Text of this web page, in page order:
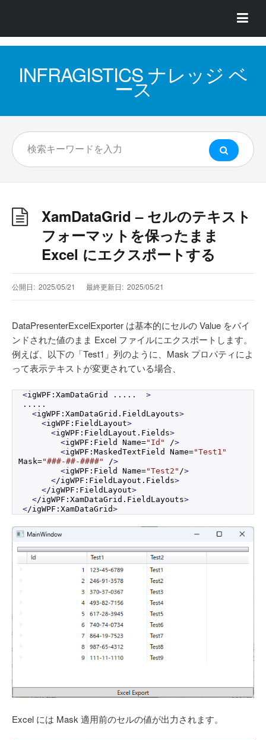
INFRAGISTICS ナレッジ ベ
ース
XamDataGrid – セルのテキスト
フォーマットを保ったまま
Excel にエクスポートする
公開日: 2025/05/21 最終更新日: 2025/05/21
DataPresenterExcelExporter は基本的にセルの Value をバイ
ンドされた値のまま Excel ファイルにエクスポートします。
例えば、以下の「Test1」列のように、Mask プロパティによ
って表示テキストが変更されている場合、
<igWPF:XamDataGrid ..... >
.....
<igWPF:XamDataGrid. FieldLayouts>
<igWPF:FieldLayout>
<igWPF:FieldLayout. Fields>
<igWPF:Field Name="Id" />
<igWPF:MaskedTextField Name="Test1"
Mask="###-##-####" />
<igWPF:Field Name="Test2" />
</igWPF:FieldLayout. Fields>
</igWPF:FieldLayout>
</igWPF:XamDataGrid. FieldLayouts>
</igWPF:XamDataGrid>
Excel には Mask 適用前のセルの値が出力されます。